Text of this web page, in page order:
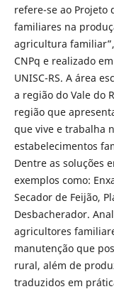
refere-se ao Projeto
familiares na
agricultura
CNPq e realizado
UNISC-RS. A área
a região do Vale do
região que
que vive e trabalha
estabelecimentos
Dentre as soluções
exemplos como:
Secador de Feijão,
Desbacherador.
agricultores
manutenção que
rural, além de
traduzidos em